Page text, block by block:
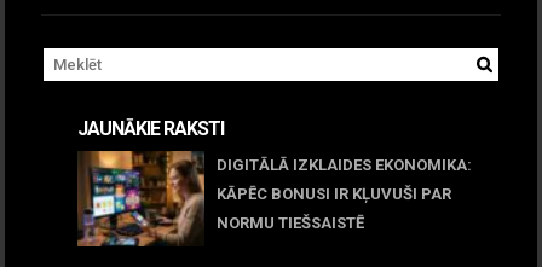
JAUNĀKIE RAKSTI
DIGITĀLĀ IZKLAIDES EKONOMIKA:
KĀPĒC BONUSI IR KĻUVUŠI PAR
NORMU TIEŠSAISTĒ